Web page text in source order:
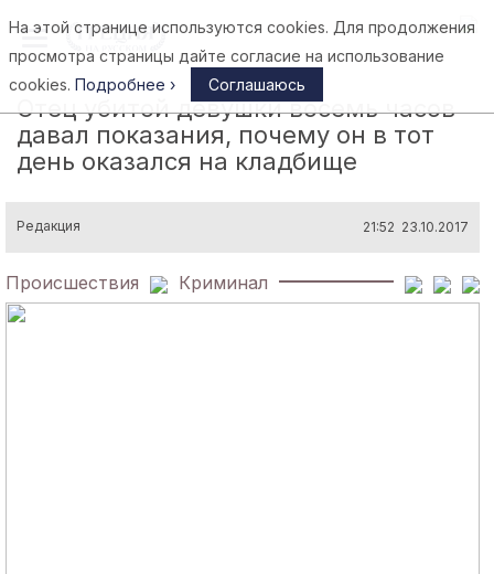
Афины
Отец убитой девушки восемь часов
давал показания, почему он в тот
день оказался на кладбище
Редакция 21:52 23.10.2017
Происшествия Криминал
На этой странице используются cookies. Для продолжения
просмотра страницы дайте согласие на использование
cookies. Подробнее › Соглашаюсь